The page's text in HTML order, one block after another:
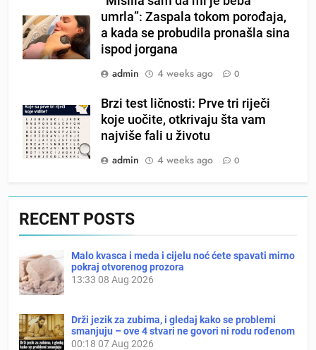
umrla”: Zaspala tokom porođaja,
a kada se probudila pronašla sina
ispod jorgana
admin
4 weeks ago 0
Brzi test ličnosti: Prve tri riječi
koje uočite, otkrivaju šta vam
najviše fali u životu
admin
4 weeks ago 0
RECENT POSTS
Malo kvasca i meda i cijelu noć ćete spavati mirno
pokraj otvorenog prozora
13:33 08 Aug 2026
Drži jezik za zubima, i gledaj kako se problemi
smanjuju – ove 4 stvari ne govori ni rodu rođenom
00:18 07 Aug 2026